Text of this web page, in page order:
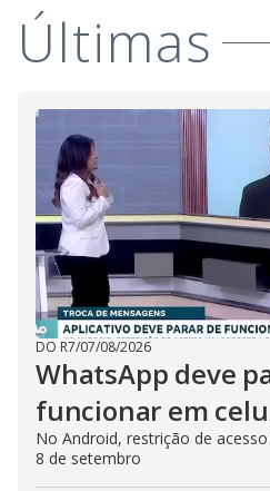
Últimas
DO R7/07/08/2026
WhatsApp deve
funcionar em
No Android, restrição de
8 de setembro